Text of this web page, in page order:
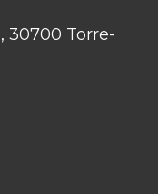
30700 Torre-